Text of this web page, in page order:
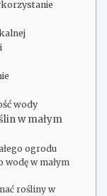
wody
w małym
ogrodu
wodę w małym
rośliny w